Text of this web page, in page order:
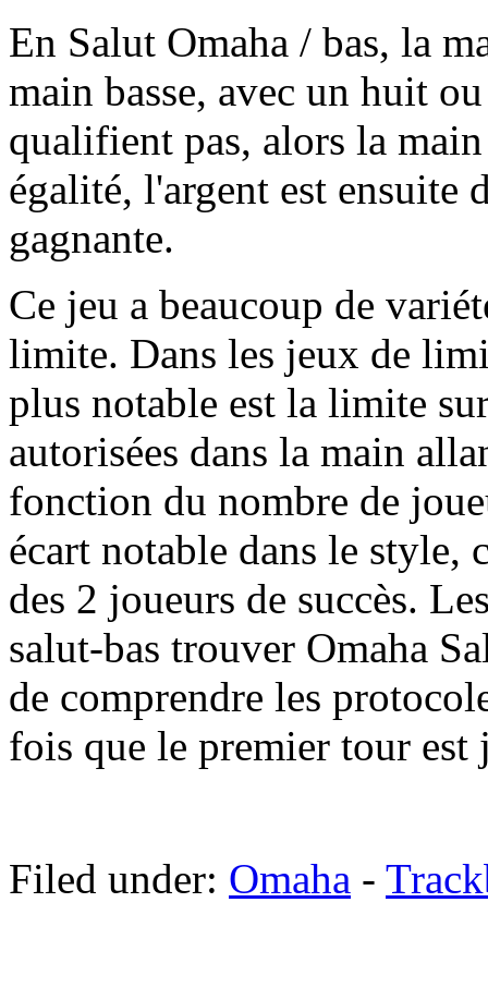
En Salut Omaha / bas, la
main basse, avec un huit
qualifient pas, alors la
égalité, l'argent est ensuite
gagnante.
Ce jeu a beaucoup de
limite. Dans les jeux de
plus notable est la limite
autorisées dans la main
fonction du nombre de
écart notable dans le style,
des 2 joueurs de succès.
salut-bas trouver Omaha
de comprendre les
fois que le premier tour est
Filed under: Omaha -